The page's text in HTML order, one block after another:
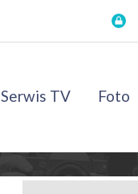
Serwis TV Foto